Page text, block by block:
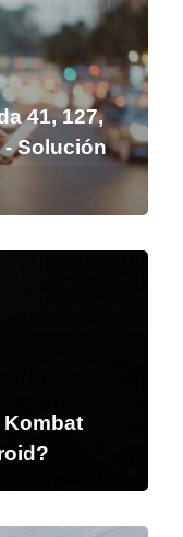
41, 127,
- Solución
Kombat